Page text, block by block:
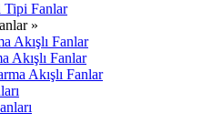
Tipi Fanlar
»
Akışlı Fanlar
Akışlı Fanlar
Akışlı Fanlar